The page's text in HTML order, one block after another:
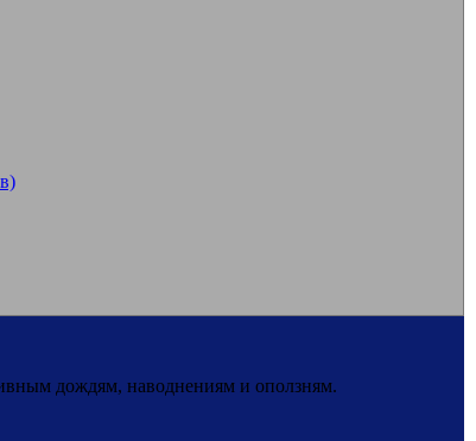
дождям, наводнениям и оползням.